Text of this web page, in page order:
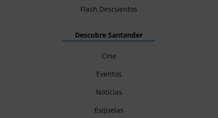
Flash Descuentos
Descubre Santander
Cine
Eventos
Noticias
Esquelas